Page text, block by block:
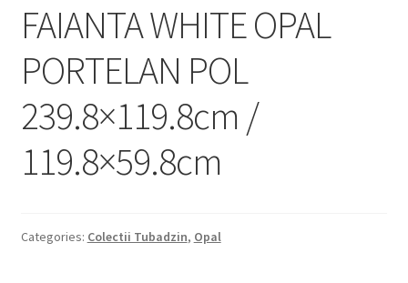
Magazin
Plată
FAIANTA WHITE OPAL
PORTELAN POL
239.8×119.8cm /
119.8×59.8cm
Categories: Colectii Tubadzin, Opal